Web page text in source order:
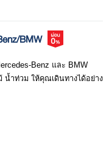
BMW
Benz และ BMW
น้ำท่วม ให้คุณเดินทางได้อย่าง